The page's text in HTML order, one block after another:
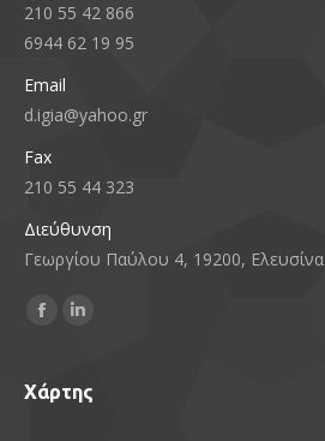
210 55 42 866
6944 62 19 95
Email
d.igia@yahoo.gr
Fax
210 55 44 323
Διεύθυνση
Γεωργίου Παύλου 4, 19200, Ελευσίνα
Find us on:
Facebook
opens
Linkedin
opens
Χάρτης